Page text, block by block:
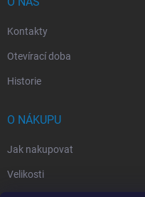
Kontakty
Otevírací doba
Historie
O NÁKUPU
Jak nakupovat
Velikosti